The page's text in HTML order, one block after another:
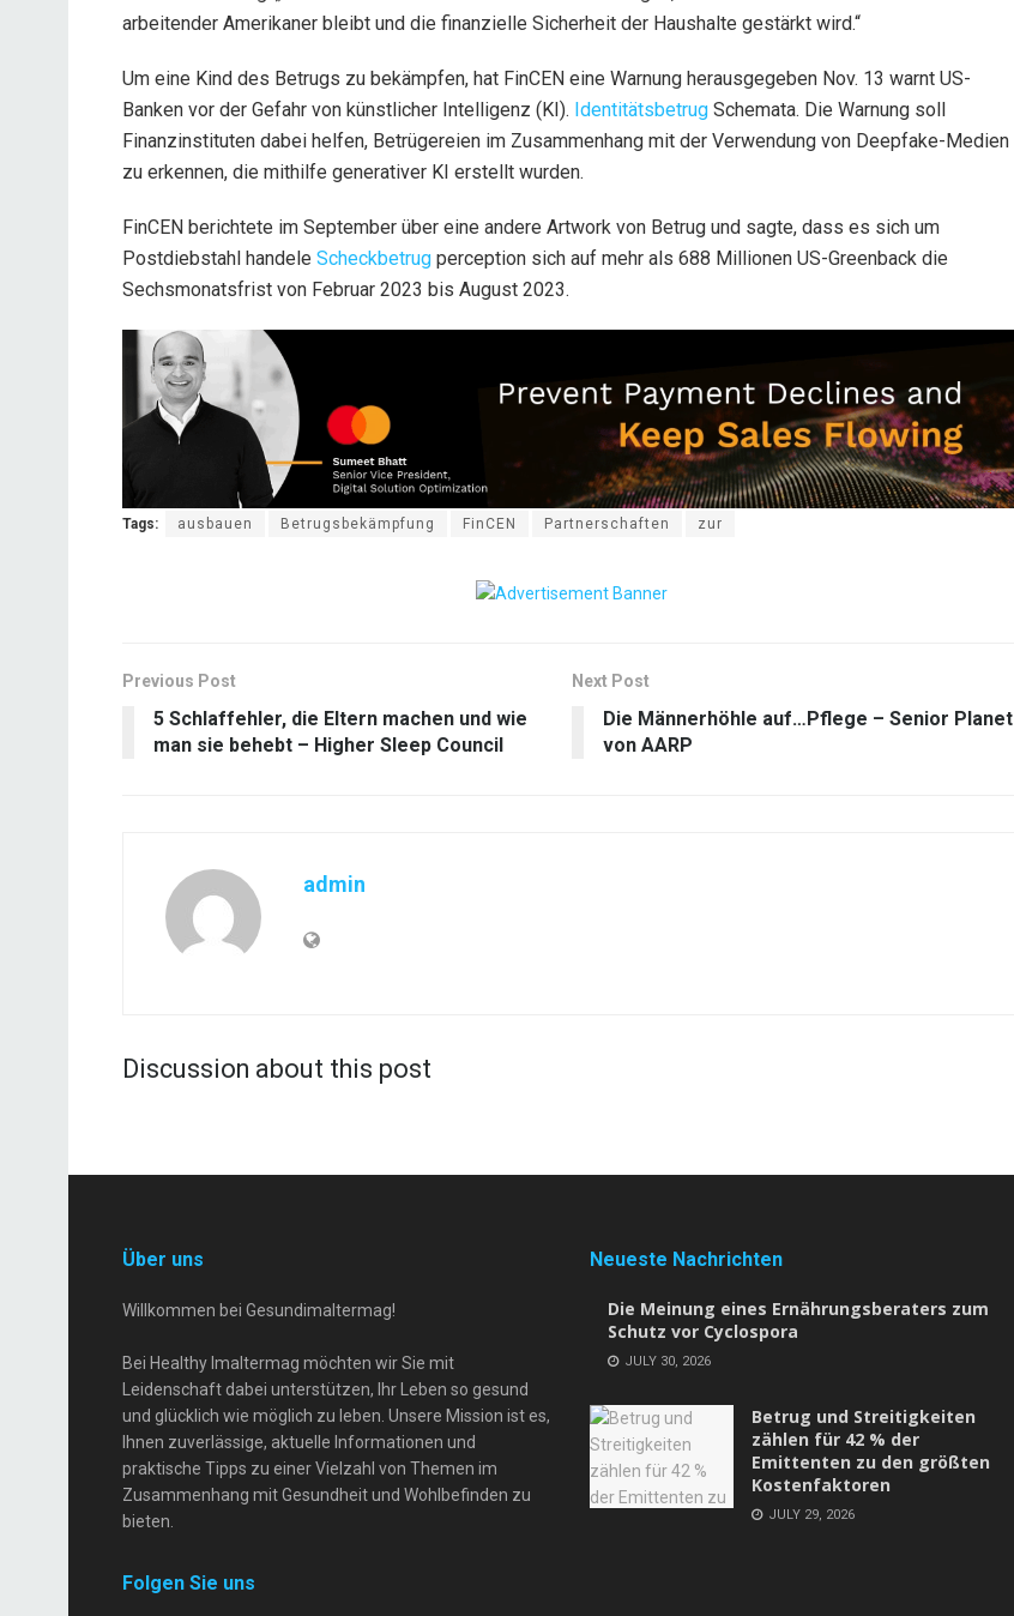
arbeitender Amerikaner bleibt und die finanzielle Sicherheit der Haushalte gestärkt wird.“
Um eine Kind des Betrugs zu bekämpfen, hat FinCEN eine Warnung herausgegeben Nov. 13 warnt US-
Banken vor der Gefahr von künstlicher Intelligenz (KI). Identitätsbetrug Schemata. Die Warnung soll
Finanzinstituten dabei helfen, Betrügereien im Zusammenhang mit der Verwendung von Deepfake-Medien
zu erkennen, die mithilfe generativer KI erstellt wurden.
FinCEN berichtete im September über eine andere Artwork von Betrug und sagte, dass es sich um
Postdiebstahl handele Scheckbetrug perception sich auf mehr als 688 Millionen US-Greenback die
Sechsmonatsfrist von Februar 2023 bis August 2023.
Tags: ausbauen Betrugsbekämpfung FinCEN Partnerschaften zur
Previous Post
5 Schlaffehler, die Eltern machen und wie
man sie behebt – Higher Sleep Council
Next Post
Die Männerhöhle auf…Pflege – Senior Planet
von AARP
admin
Discussion about this post
Über uns
Willkommen bei Gesundimaltermag!
Bei Healthy Imaltermag möchten wir Sie mit
Leidenschaft dabei unterstützen, Ihr Leben so gesund
und glücklich wie möglich zu leben. Unsere Mission ist es,
Ihnen zuverlässige, aktuelle Informationen und
praktische Tipps zu einer Vielzahl von Themen im
Zusammenhang mit Gesundheit und Wohlbefinden zu
bieten.
Folgen Sie uns
Neueste Nachrichten
Die Meinung eines Ernährungsberaters zum
Schutz vor Cyclospora
JULY 30, 2026
Betrug und Streitigkeiten
zählen für 42 % der
Emittenten zu den größten
Kostenfaktoren
JULY 29, 2026